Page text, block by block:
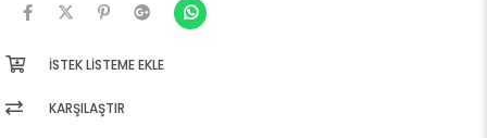
İSTEK LISTEME EKLE
KARŞILAŞTIR